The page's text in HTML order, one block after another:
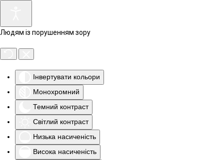
Людям із порушенням зору
Інвертувати кольори
Монохромний
Темний контраст
Світлий контраст
Низька насиченість
Висока насиченість